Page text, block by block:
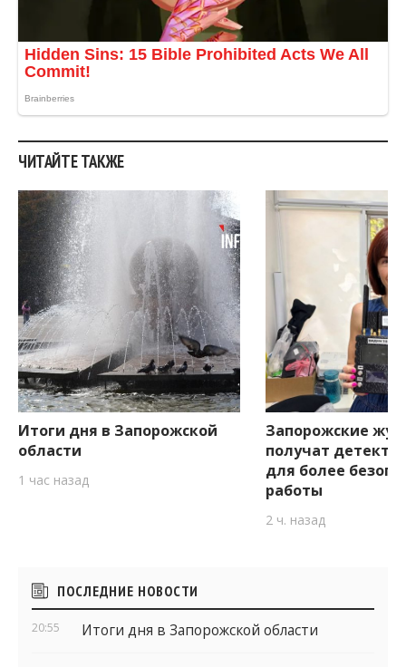
ЧИТАЙТЕ ТАКЖЕ
Итоги дня в Запорожской
области
1 час назад
Запорожские
получат
для более
работы
2 ч. назад
Боковые
виджеты
ПОСЛЕДНИЕ НОВОСТИ
20:55 Итоги дня в Запорожской области